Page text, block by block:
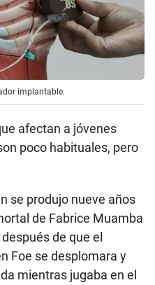
implantable.
afectan a jóvenes
poco habituales, pero
se produjo nueve años
de Fabrice Muamba
de que el
Foe se desplomara y
mientras jugaba en el